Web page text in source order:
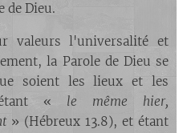
de Dieu.
valeurs l'universalité et
la Parole de Dieu se
soient les lieux et les
étant « le même hier,
» (Hébreux 13.8), et étant